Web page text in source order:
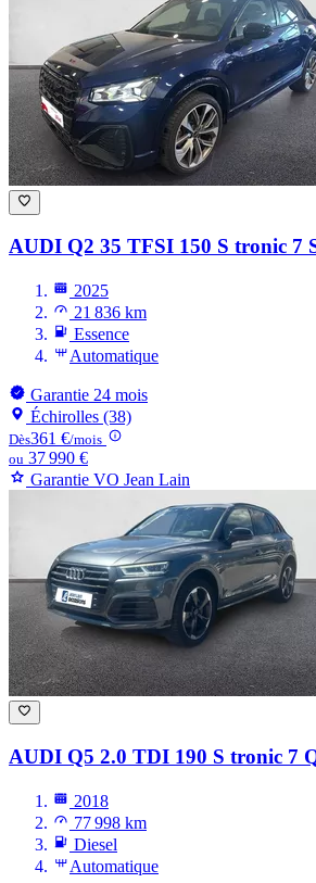
AUDI Q2 35 TFSI 150 S tronic 7
2025
21 836 km
Essence
Automatique
Garantie 24 mois
Échirolles (38)
Dès361 €/mois
ou 37 990 €
Garantie VO Jean Lain
AUDI Q5 2.0 TDI 190 S tronic 7
2018
77 998 km
Diesel
Automatique